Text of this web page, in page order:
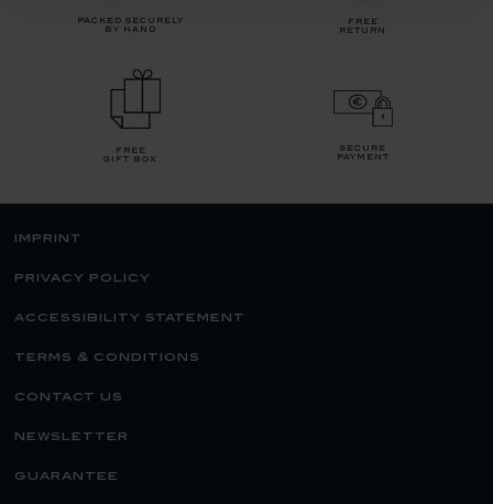
packed securely
by hand
free
return
free
gift box
secure
payment
imprint
privacy policy
accessibility statement
terms & conditions
contact us
newsletter
guarantee